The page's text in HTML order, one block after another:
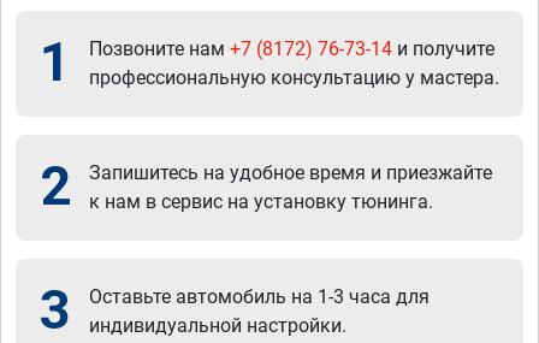
1 Позвоните нам +7 (8172) 76-73-14 и получите
профессиональную консультацию у мастера.
2
Запишитесь на удобное время и приезжайте
к нам в сервис на установку тюнинга.
3
Оставьте автомобиль на 1-3 часа для
индивидуальной настройки.